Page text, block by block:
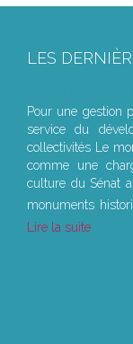
LES
Pour une gestion
service du
collectivités Le
comme une
culture du Sénat
monuments
Lire la suite